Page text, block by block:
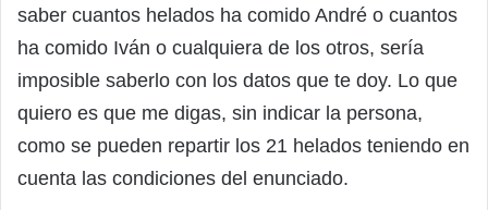
saber cuantos helados ha comido André o cuantos
ha comido Iván o cualquiera de los otros, sería
imposible saberlo con los datos que te doy. Lo que
quiero es que me digas, sin indicar la persona,
como se pueden repartir los 21 helados teniendo en
cuenta las condiciones del enunciado.